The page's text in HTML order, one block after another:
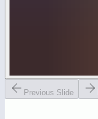
Previous Slide